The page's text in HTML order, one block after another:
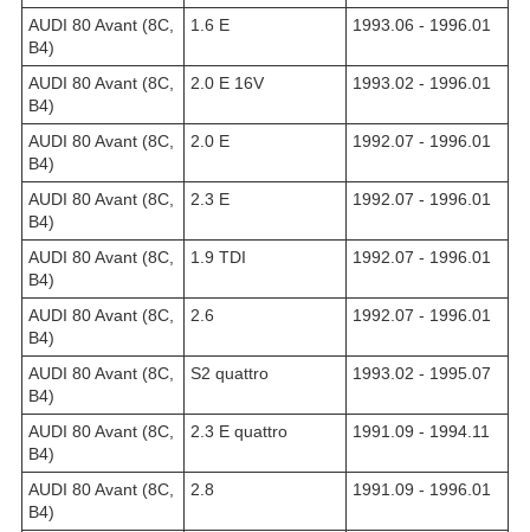
AUDI 80 Avant (8C,
B4)
1.6 E 1993.06 - 1996.01
AUDI 80 Avant (8C,
B4)
2.0 E 16V 1993.02 - 1996.01
AUDI 80 Avant (8C,
B4)
2.0 E 1992.07 - 1996.01
AUDI 80 Avant (8C,
B4)
2.3 E 1992.07 - 1996.01
AUDI 80 Avant (8C,
B4)
1.9 TDI 1992.07 - 1996.01
AUDI 80 Avant (8C,
B4)
2.6 1992.07 - 1996.01
AUDI 80 Avant (8C,
B4)
S2 quattro 1993.02 - 1995.07
AUDI 80 Avant (8C,
B4)
2.3 E quattro 1991.09 - 1994.11
AUDI 80 Avant (8C,
B4)
2.8 1991.09 - 1996.01